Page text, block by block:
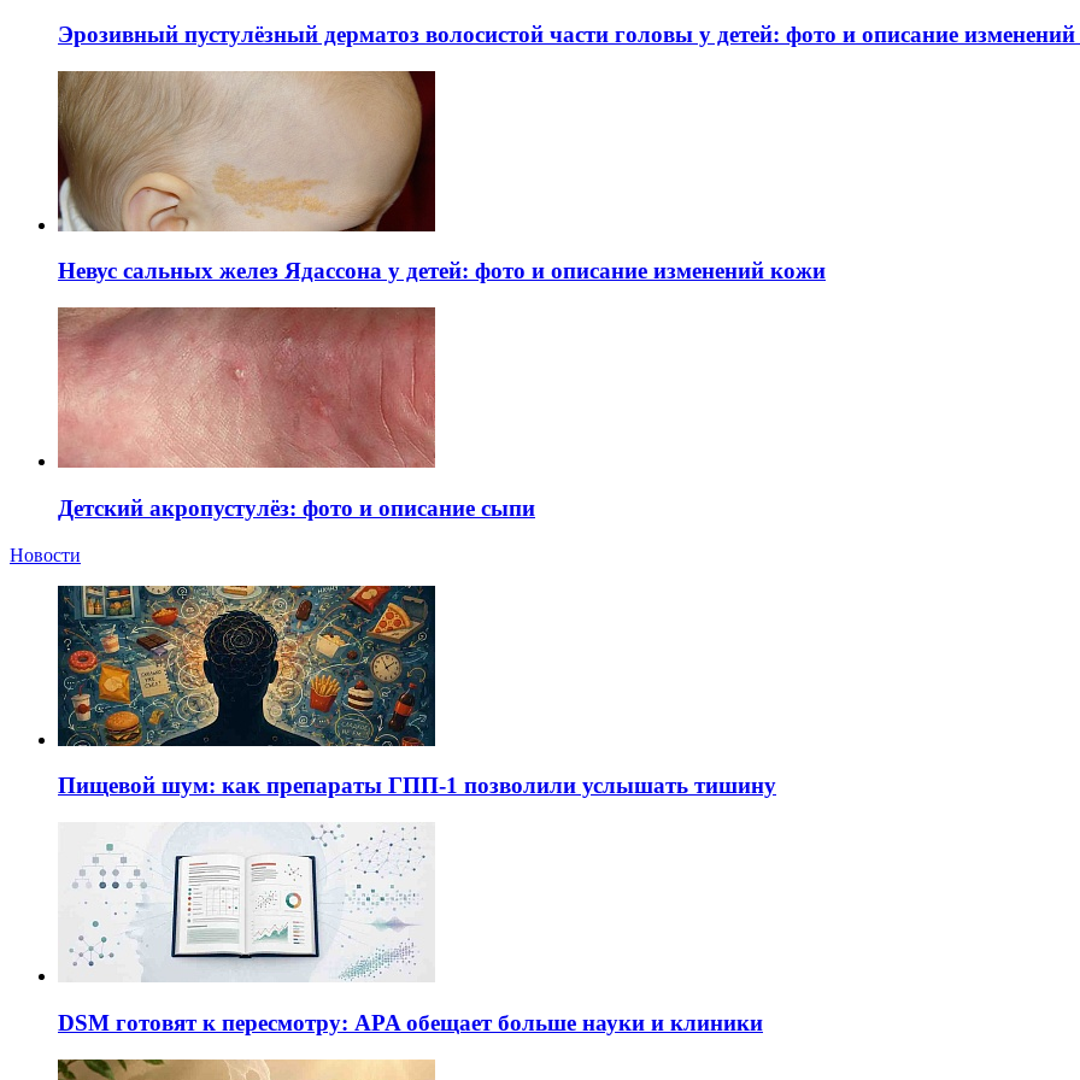
Эрозивный пустулёзный дерматоз волосистой части головы у детей: фото и описание
Невус сальных желез Ядассона у детей: фото и описание изменений кожи
Детский акропустулёз: фото и описание сыпи
Новости
Пищевой шум: как препараты ГПП-1 позволили услышать тишину
DSM готовят к пересмотру: APA обещает больше науки и клиники